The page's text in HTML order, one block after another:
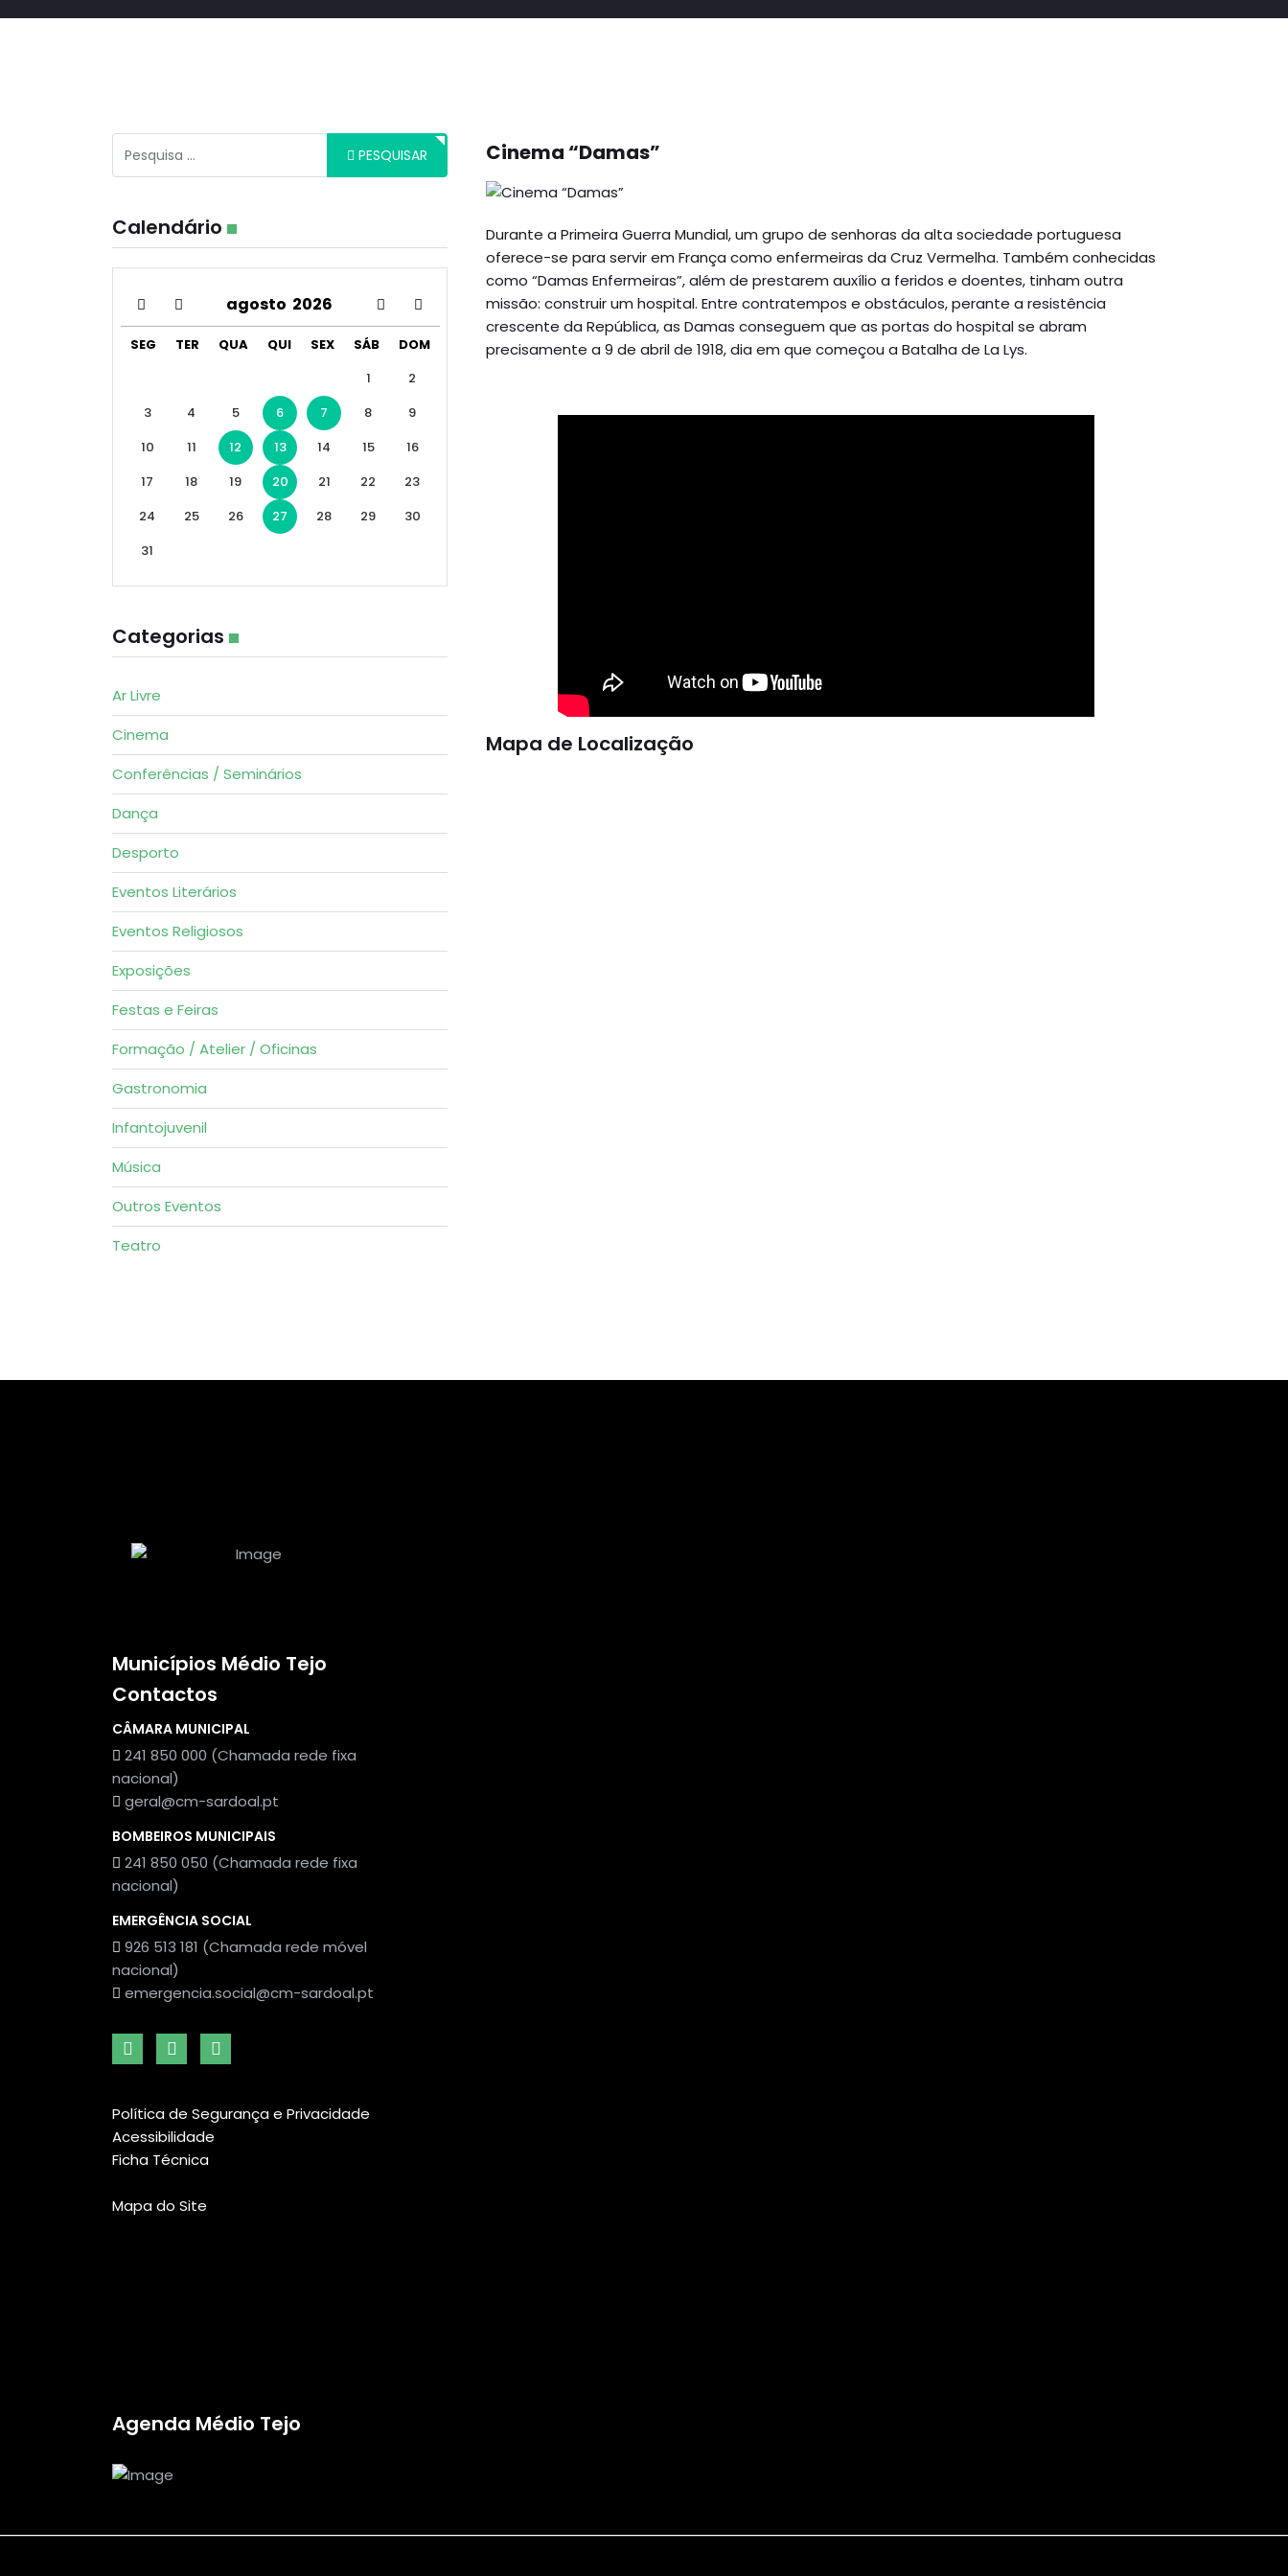
PESQUISAR
Calendário
agosto 2026
SEG TER QUA QUI SEX SÁB
DOM
1
2
3
4 5 6 7 8
9
10
11 12 13 14 15
16
17
18 19 20 21 22
23
24
25 26 27 28 29
30
31
Categorias
Ar Livre
Cinema
Conferências / Seminários
Dança
Desporto
Eventos Literários
Eventos Religiosos
Exposições
Festas e Feiras
Formação / Atelier / Oficinas
Gastronomia
Infantojuvenil
Música
Outros Eventos
Teatro
Cinema “Damas”
Durante a Primeira Guerra Mundial, um grupo de senhoras da alta sociedade portuguesa
oferece-se para servir em França como enfermeiras da Cruz Vermelha. Também conhecidas
como “Damas Enfermeiras”, além de prestarem auxílio a feridos e doentes, tinham outra
missão: construir um hospital. Entre contratempos e obstáculos, perante a resistência
crescente da República, as Damas conseguem que as portas do hospital se abram
precisamente a 9 de abril de 1918, dia em que começou a Batalha de La Lys.
Mapa de Localização
Municípios Médio Tejo
Contactos
CÂMARA MUNICIPAL
241 850 000 (Chamada rede fixa
nacional)
geral@cm-sardoal.pt
BOMBEIROS MUNICIPAIS
241 850 050 (Chamada rede fixa
nacional)
EMERGÊNCIA SOCIAL
926 513 181 (Chamada rede móvel
nacional)
emergencia.social@cm-sardoal.pt
Política de Segurança e Privacidade
Acessibilidade
Ficha Técnica
Mapa do Site
Agenda Médio Tejo